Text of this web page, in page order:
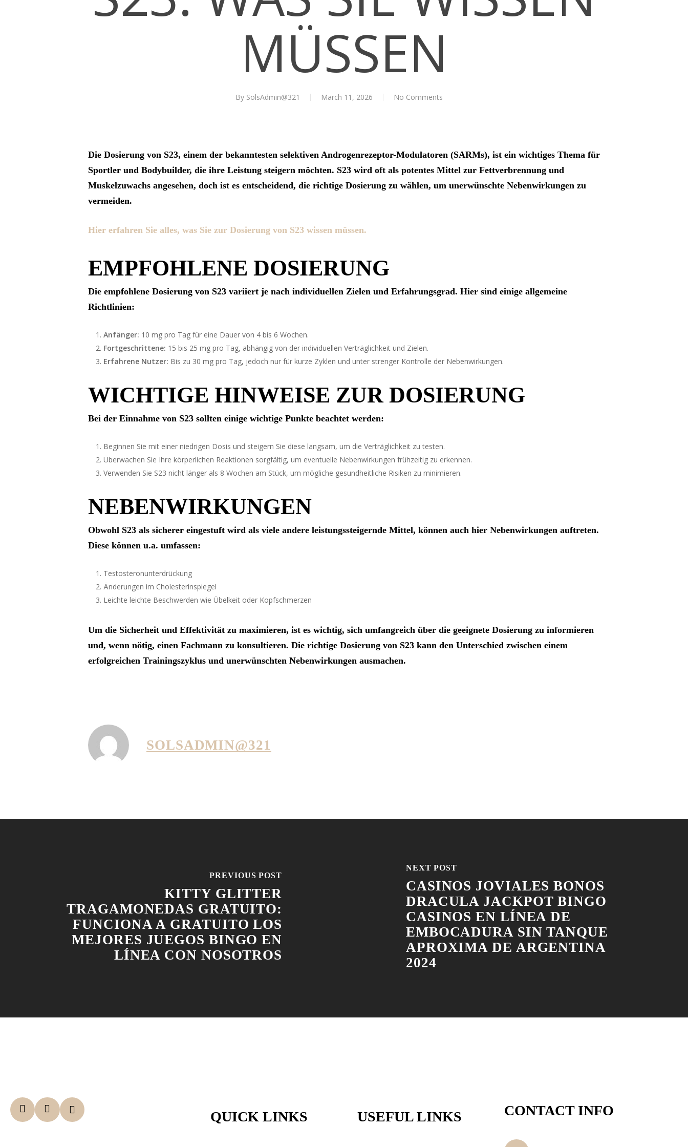
MÜSSEN
By SolsAdmin@321 March 11, 2026 No Comments
Die Dosierung von S23, einem der bekanntesten selektiven Androgenrezeptor-Modulatoren (SARMs), ist ein wichtiges Thema für
Sportler und Bodybuilder, die ihre Leistung steigern möchten. S23 wird oft als potentes Mittel zur Fettverbrennung und
Muskelzuwachs angesehen, doch ist es entscheidend, die richtige Dosierung zu wählen, um unerwünschte Nebenwirkungen zu
vermeiden.
Hier erfahren Sie alles, was Sie zur Dosierung von S23 wissen müssen.
EMPFOHLENE DOSIERUNG
Die empfohlene Dosierung von S23 variiert je nach individuellen Zielen und Erfahrungsgrad. Hier sind einige allgemeine
Richtlinien:
Anfänger: 10 mg pro Tag für eine Dauer von 4 bis 6 Wochen.
Fortgeschrittene: 15 bis 25 mg pro Tag, abhängig von der individuellen Verträglichkeit und Zielen.
Erfahrene Nutzer: Bis zu 30 mg pro Tag, jedoch nur für kurze Zyklen und unter strenger Kontrolle der Nebenwirkungen.
WICHTIGE HINWEISE ZUR DOSIERUNG
Bei der Einnahme von S23 sollten einige wichtige Punkte beachtet werden:
Beginnen Sie mit einer niedrigen Dosis und steigern Sie diese langsam, um die Verträglichkeit zu testen.
Überwachen Sie Ihre körperlichen Reaktionen sorgfältig, um eventuelle Nebenwirkungen frühzeitig zu erkennen.
Verwenden Sie S23 nicht länger als 8 Wochen am Stück, um mögliche gesundheitliche Risiken zu minimieren.
NEBENWIRKUNGEN
Obwohl S23 als sicherer eingestuft wird als viele andere leistungssteigernde Mittel, können auch hier Nebenwirkungen auftreten.
Diese können u.a. umfassen:
Testosteronunterdrückung
Änderungen im Cholesterinspiegel
Leichte leichte Beschwerden wie Übelkeit oder Kopfschmerzen
Um die Sicherheit und Effektivität zu maximieren, ist es wichtig, sich umfangreich über die geeignete Dosierung zu informieren
und, wenn nötig, einen Fachmann zu konsultieren. Die richtige Dosierung von S23 kann den Unterschied zwischen einem
erfolgreichen Trainingszyklus und unerwünschten Nebenwirkungen ausmachen.
SOLSADMIN@321
PREVIOUS POST
KITTY GLITTER
TRAGAMONEDAS GRATUITO:
FUNCIONA A GRATUITO LOS
MEJORES JUEGOS BINGO EN
LÍNEA CON NOSOTROS
NEXT POST
CASINOS JOVIALES BONOS
DRACULA JACKPOT BINGO
CASINOS EN LÍNEA DE
EMBOCADURA SIN TANQUE
APROXIMA DE ARGENTINA
2024
QUICK LINKS USEFUL LINKS CONTACT INFO